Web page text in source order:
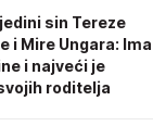
sin Tereze
i Mire Ungara: Ima
i najveći je
roditelja